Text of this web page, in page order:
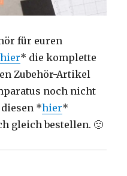
für euren
hier* die komplette
Zubehör-Artikel
noch nicht
*hier*
gleich bestellen. 🙂